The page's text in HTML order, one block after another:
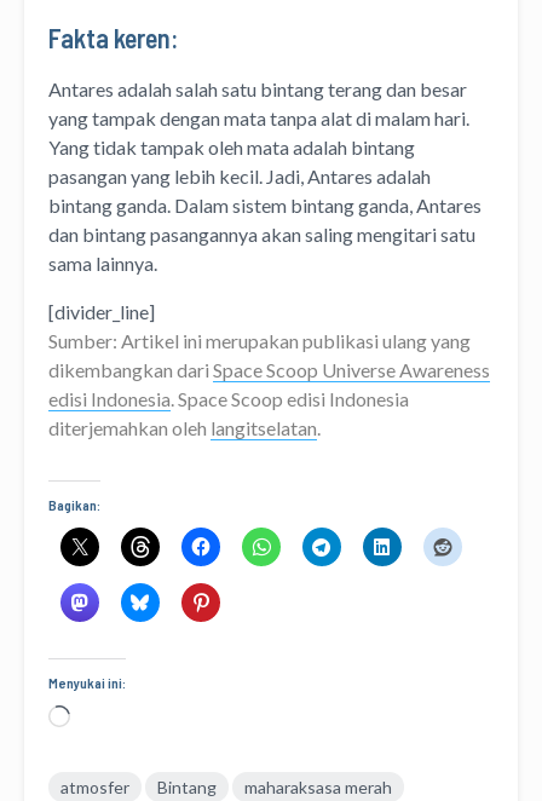
Fakta keren:
Antares adalah salah satu bintang terang dan besar
yang tampak dengan mata tanpa alat di malam hari.
Yang tidak tampak oleh mata adalah bintang
pasangan yang lebih kecil. Jadi, Antares adalah
bintang ganda. Dalam sistem bintang ganda, Antares
dan bintang pasangannya akan saling mengitari satu
sama lainnya.
[divider_line]
Sumber: Artikel ini merupakan publikasi ulang yang
dikembangkan dari Space Scoop Universe Awareness
edisi Indonesia . Space Scoop edisi Indonesia
diterjemahkan oleh langitselatan
Bagikan:
Menyukai ini:
Memuat...
atmosfer Bintang
maharaksasa merah